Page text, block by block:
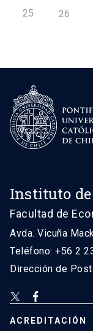
25 26
Instituto
Facultad de
Avda. Vicuña
Teléfono: +56 2
Dirección de
ACREDITACIÓN